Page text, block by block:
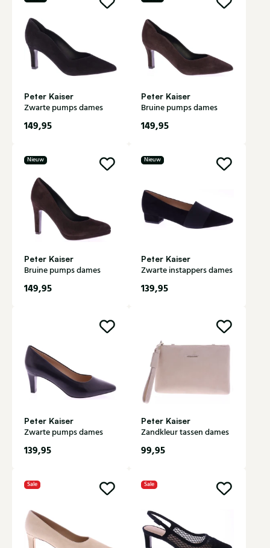
Peter Kaiser
Zwarte pumps dames
149,95
Peter Kaiser
Bruine pumps dames
149,95
Nieuw
Peter Kaiser
Bruine pumps dames
149,95
Nieuw
Peter Kaiser
Zwarte instappers dames
139,95
Peter Kaiser
Zwarte pumps dames
139,95
Peter Kaiser
Zandkleur tassen dames
99,95
Sale Sale